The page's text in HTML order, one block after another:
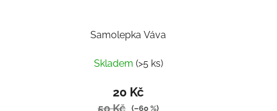
Samolepka Váva
Skladem (>5 ks)
20 Kč
50 Kč (–60 %)